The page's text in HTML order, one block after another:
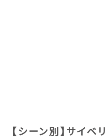
【シーン別】サイベ